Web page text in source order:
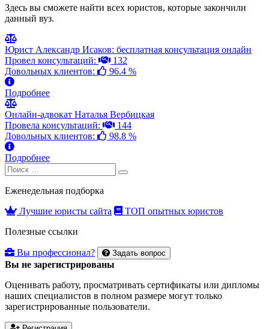
Здесь вы сможете найти всех юристов, которые закончили
данный вуз.
Юрист Александр Исаков: бесплатная консультация онлайн
Провел консультаций:
132
Довольных клиентов:
96.4 %
Подробнее
Онлайн-адвокат Наталья Вербицкая
Провела консультаций:
144
Довольных клиентов:
98.8 %
Подробнее
Search
for:
Search
Еженедельная подборка
Лучшие юристы сайта
ТОП опытных юристов
Полезные ссылки
Вы профессионал? Задать вопрос
Вы не зарегистрированы
Оценивать работу, просматривать сертификаты или дипломы
наших специалистов в полном размере могут только
зарегистрированные пользователи.